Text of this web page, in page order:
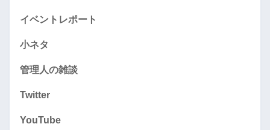
イベントレポート
小ネタ
管理人の雑談
Twitter
YouTube